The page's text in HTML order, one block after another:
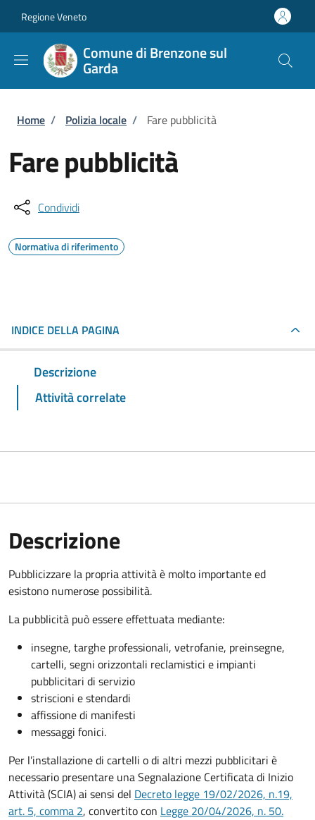
Regione Veneto
Comune di Brenzone sul
Garda
Briciole di pane
Home / Polizia locale / Fare pubblicità
Fare pubblicità
Condividi
Normativa di riferimento
INDICE DELLA PAGINA
Descrizione
Attività correlate
Descrizione
Pubblicizzare la propria attività è molto importante ed
esistono numerose possibilità.
La pubblicità può essere effettuata mediante:
insegne, targhe professionali, vetrofanie, preinsegne,
cartelli, segni orizzontali reclamistici e impianti
pubblicitari di servizio
striscioni e stendardi
affissione di manifesti
messaggi fonici.
Per l’installazione di cartelli o di altri mezzi pubblicitari è
necessario presentare una Segnalazione Certificata di Inizio
Attività (SCIA) ai sensi del Decreto legge 19/02/2026, n.19,
art. 5, comma 2, convertito con Legge 20/04/2026, n. 50.